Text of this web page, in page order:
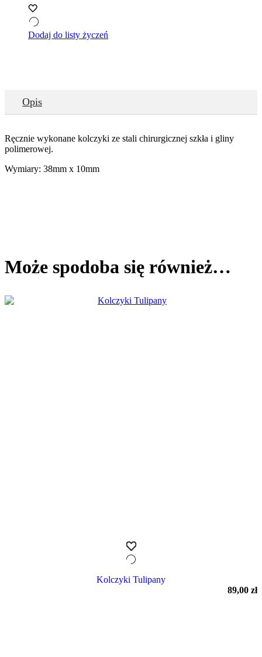
Dodaj do listy życzeń
Opis
Ręcznie wykonane kolczyki ze stali chirurgicznej szkła i gliny
polimerowej.
Wymiary: 38mm x 10mm
Może spodoba się również…
Kolczyki Tulipany
89,00 zł